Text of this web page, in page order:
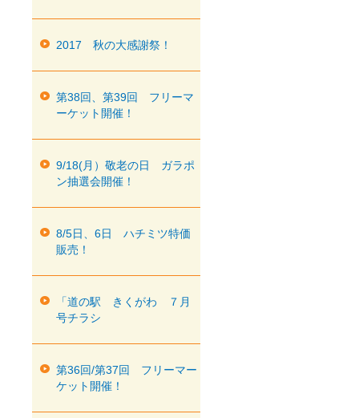
2017 秋の大感謝祭！
第38回、第39回 フリーマ
ーケット開催！
9/18(月）敬老の日 ガラポ
ン抽選会開催！
8/5日、6日 ハチミツ特価
販売！
「道の駅 きくがわ ７月
号チラシ
第36回/第37回 フリーマー
ケット開催！